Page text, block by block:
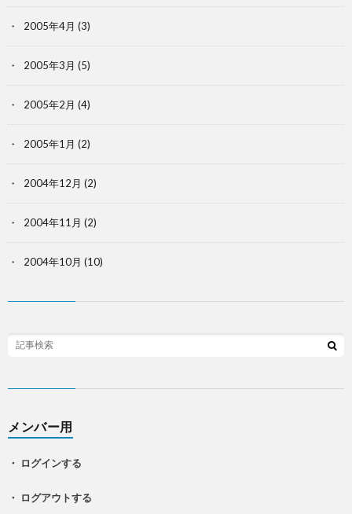
2005年4月 (3)
2005年3月 (5)
2005年2月 (4)
2005年1月 (2)
2004年12月 (2)
2004年11月 (2)
2004年10月 (10)
メンバー用
・ ログインする
・ ログアウトする